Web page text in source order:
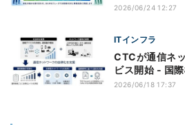
2026/06/24 12:27
ITインフラ
CTCが通信ネ
ビス開始 - 国
2026/06/18 17:37